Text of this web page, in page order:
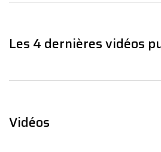
Les 4 dernières vidéos
Vidéos